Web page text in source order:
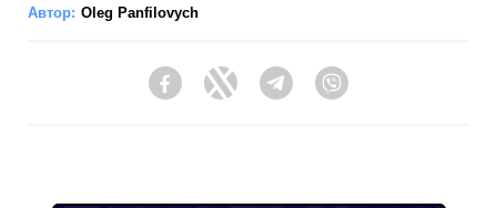
Автор: Oleg Panfilovych
FacebookTwitter Telegram